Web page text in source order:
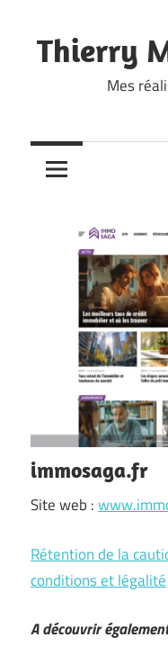
to
content
Thierry
Mes
immosaga.fr
Site web :
Rétention de la
conditions et légalité
A découvrir